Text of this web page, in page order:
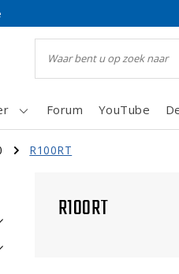
Forum YouTube
R100RT
R100RT